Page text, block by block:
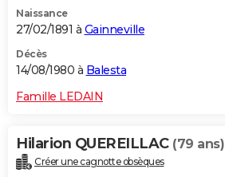
Naissance
27/02/1891 à Gainneville
Décès
14/08/1980 à Balesta
Famille LEDAIN
Hilarion QUEREILLAC (79 ans)
Créer une cagnotte obsèques